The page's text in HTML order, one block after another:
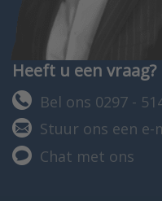
Heeft u een vraag?
Bel ons 0297 -
Stuur ons een e-
Chat met ons